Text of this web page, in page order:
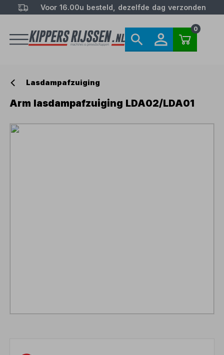
Voor 16.00u besteld, dezelfde dag verzonden
0
Lasdampafzuiging
Arm lasdampafzuiging LDA02/LDA01